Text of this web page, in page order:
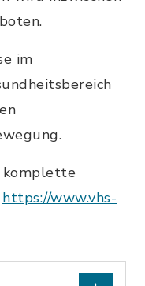
im
komplette
https://www.vhs-